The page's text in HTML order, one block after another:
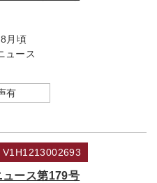
月頃
ュース
有
V1H1213002693
ース第179号